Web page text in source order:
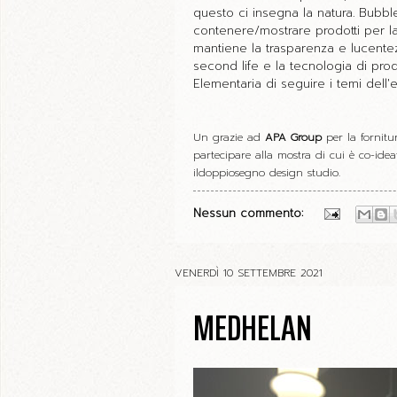
questo ci insegna la natura.
contenere/mostrare prodotti per
mantiene la trasparenza e
second life e la tecnologia di
Elementaria di seguire i temi
Un grazie ad APA Groupper la
partecipare alla mostra di cui è co-
ildoppiosegno design studio.
Nessun commento:
VENERDÌ 10 SETTEMBRE 2021
MEDHELAN